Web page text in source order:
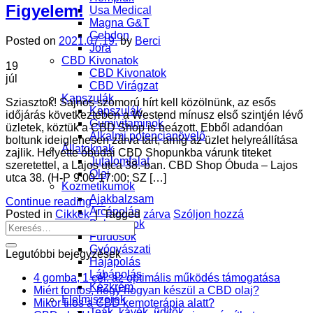
Usa Medical
Magna G&T
Cebdon
Jora
CBD Kivonatok
CBD Kivonatok
CBD Virágzat
Kapszulák
Kapszulák
Gumivitaminok
Alkalmi potencianövelő
Állatoknak
Jutalomfalat
Olaj
Kozmetikumok
Ajakbalzsam
Arcápolás
Balzsamok
Fürdősók
Gyógyászati
Hajápolás
Lábápolás
Kézkrém
Élelmiszerek
Figyelem!
Posted on 2021.07.19. by Berci
19
júl
Sziasztok! Sajnos szomorú hírt kell közölnünk, az esős
időjárás következtében a Westend mínusz első szintjén lévő
üzletek, köztük a CBD Shop is beázott. Ebből adandóan
boltunk ideiglenesen zárva tart, amíg az üzlet helyreállítása
zajlik. Helyette óbudai CBD Shopunkba várunk titeket
szeretettel, a Lajos utca 38.-ban. CBD Shop Óbuda – Lajos
utca 38. (H-P 9:00-17:00; SZ […]
Continue reading→
Posted in Cikkek | Tagged zárva Szóljon hozzá
Legutóbbi bejegyzések
4 gomba, 1 cél: az optimális működés támogatása
Miért fontos, hogy hogyan készül a CBD olaj?
Mikor tilos a CBD kemoterápia alatt?